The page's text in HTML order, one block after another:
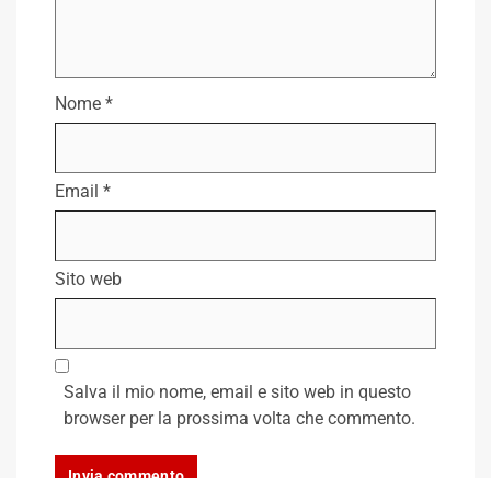
Nome *
Email *
Sito web
Salva il mio nome, email e sito web in questo
browser per la prossima volta che commento.